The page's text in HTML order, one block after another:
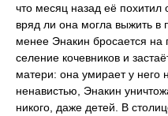
что месяц назад её похитил
вряд ли она могла выжить в
менее Энакин бросается на
селение кочевников и
матери: она умирает у него
ненавистью, Энакин
никого, даже детей. В